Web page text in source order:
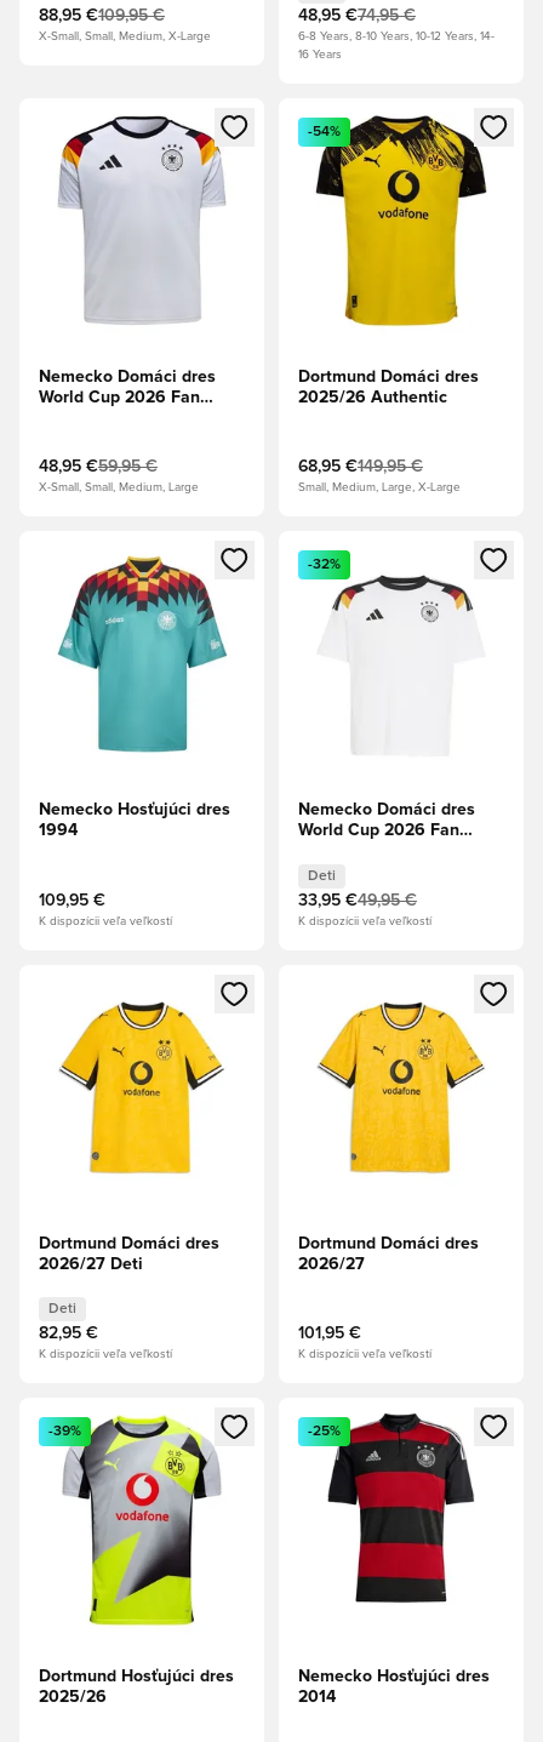
88,95 €109,95 €
X-Small, Small, Medium, X-Large
48,95 €74,95 €
6-8 Years, 8-10 Years, 10-12 Years, 14-
16 Years
Otvorí modál na prihlásenie alebo registráciu ako člen
Nemecko Domáci dres
World Cup 2026 Fan
48,95 €59,95 €
X-Small, Small, Medium, Large
Otvorí modál na prihlásenie
-54%
Dortmund Domáci dres
2025/26 Authentic
68,95 €149,95 €
Small, Medium, Large, X-Large
Otvorí modál na prihlásenie alebo registráciu ako člen
Nemecko Hosťujúci dres
1994
109,95 €
K dispozícii veľa veľkostí
Otvorí modál na prihlásenie
-32%
Nemecko Domáci dres
World Cup 2026 Fan
Deti
33,95 €49,95 €
K dispozícii veľa veľkostí
Otvorí modál na prihlásenie alebo registráciu ako člen
Dortmund Domáci dres
2026/27 Deti
Deti
82,95 €
K dispozícii veľa veľkostí
Otvorí modál na prihlásenie
Dortmund Domáci dres
2026/27
101,95 €
K dispozícii veľa veľkostí
Otvorí modál na prihlásenie alebo registráciu ako člen
-39%
Dortmund Hosťujúci dres
2025/26
Otvorí modál na prihlásenie
-25%
Nemecko Hosťujúci dres
2014